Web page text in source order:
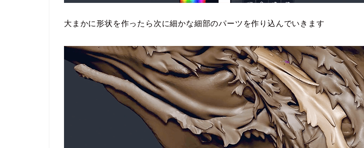
大まかに形状を作ったら次に細かな細部のパーツを作り込んでいきます